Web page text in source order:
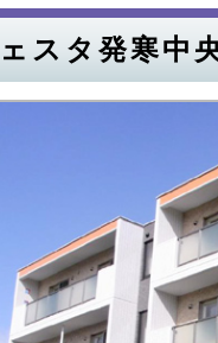
スタ発寒中